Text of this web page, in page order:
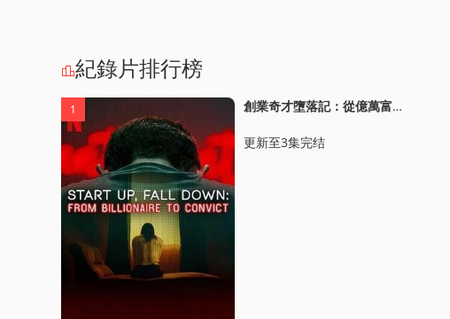
紀錄片排行榜
1 創業奇才墮落記：從億萬富豪到堦下囚
更新至3集完结